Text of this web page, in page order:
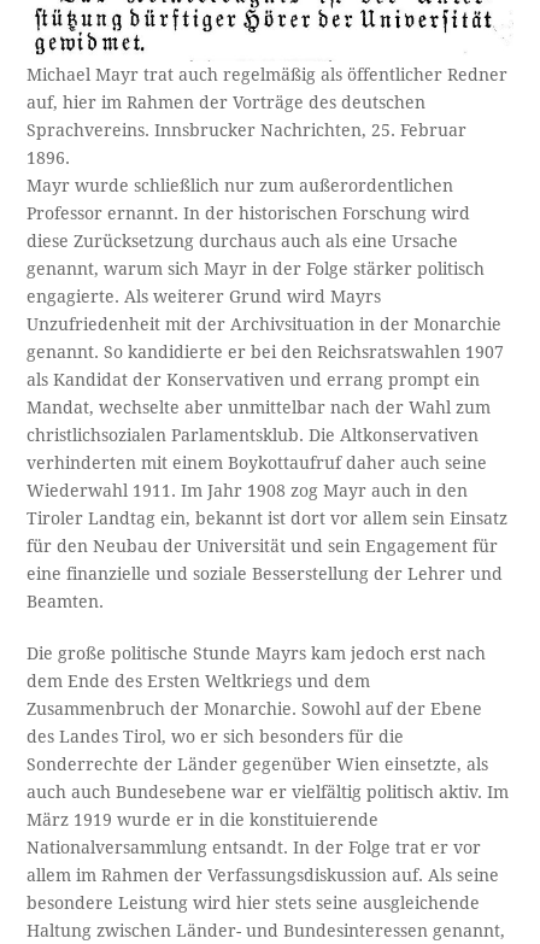
Michael Mayr trat auch regelmäßig als öffentlicher Redner
auf, hier im Rahmen der Vorträge des deutschen
Sprachvereins. Innsbrucker Nachrichten, 25. Februar
1896.
Mayr wurde schließlich nur zum außerordentlichen
Professor ernannt. In der historischen Forschung wird
diese Zurücksetzung durchaus auch als eine Ursache
genannt, warum sich Mayr in der Folge stärker politisch
engagierte. Als weiterer Grund wird Mayrs
Unzufriedenheit mit der Archivsituation in der Monarchie
genannt. So kandidierte er bei den Reichsratswahlen 1907
als Kandidat der Konservativen und errang prompt ein
Mandat, wechselte aber unmittelbar nach der Wahl zum
christlichsozialen Parlamentsklub. Die Altkonservativen
verhinderten mit einem Boykottaufruf daher auch seine
Wiederwahl 1911. Im Jahr 1908 zog Mayr auch in den
Tiroler Landtag ein, bekannt ist dort vor allem sein Einsatz
für den Neubau der Universität und sein Engagement für
eine finanzielle und soziale Besserstellung der Lehrer und
Beamten.
Die große politische Stunde Mayrs kam jedoch erst nach
dem Ende des Ersten Weltkriegs und dem
Zusammenbruch der Monarchie. Sowohl auf der Ebene
des Landes Tirol, wo er sich besonders für die
Sonderrechte der Länder gegenüber Wien einsetzte, als
auch auch Bundesebene war er vielfältig politisch aktiv. Im
März 1919 wurde er in die konstituierende
Nationalversammlung entsandt. In der Folge trat er vor
allem im Rahmen der Verfassungsdiskussion auf. Als seine
besondere Leistung wird hier stets seine ausgleichende
Haltung zwischen Länder- und Bundesinteressen genannt,